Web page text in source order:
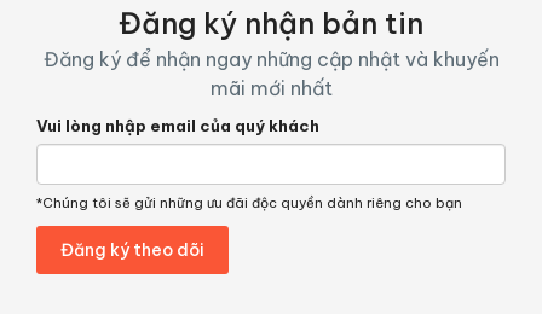
Đăng ký nhận bản tin
Đăng ký để nhận ngay những cập nhật và khuyến
mãi mới nhất
Vui lòng nhập email của quý khách
*Chúng tôi sẽ gửi những ưu đãi độc quyền dành riêng cho bạn